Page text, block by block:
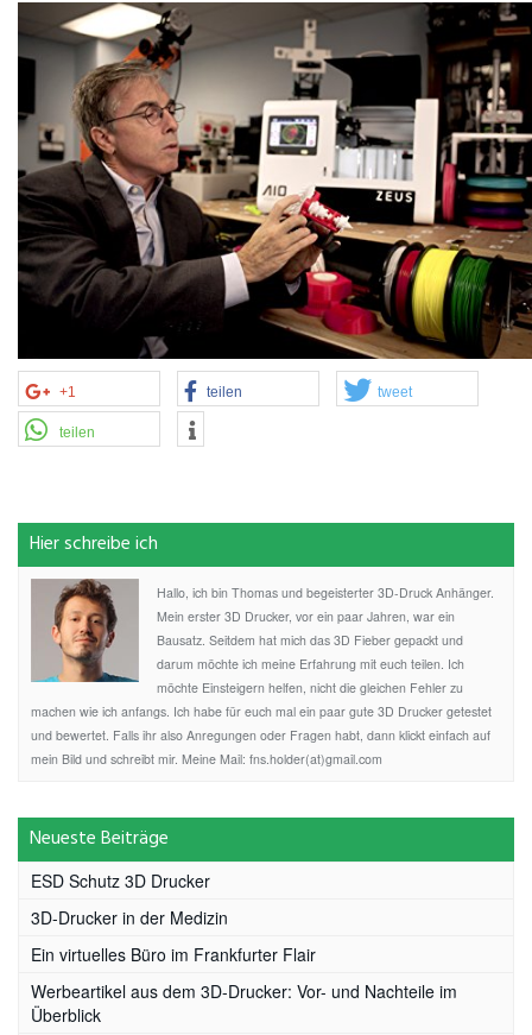
+1 teilen tweet
teilen
Hier schreibe ich
Hallo, ich bin Thomas und begeisterter 3D-Druck Anhänger.
Mein erster 3D Drucker, vor ein paar Jahren, war ein
Bausatz. Seitdem hat mich das 3D Fieber gepackt und
darum möchte ich meine Erfahrung mit euch teilen. Ich
möchte Einsteigern helfen, nicht die gleichen Fehler zu
machen wie ich anfangs. Ich habe für euch mal ein paar gute 3D Drucker getestet
und bewertet. Falls ihr also Anregungen oder Fragen habt, dann klickt einfach auf
mein Bild und schreibt mir. Meine Mail: fns.holder(at)gmail.com
Neueste Beiträge
ESD Schutz 3D Drucker
3D-Drucker in der Medizin
Ein virtuelles Büro im Frankfurter Flair
Werbeartikel aus dem 3D-Drucker: Vor- und Nachteile im
Überblick